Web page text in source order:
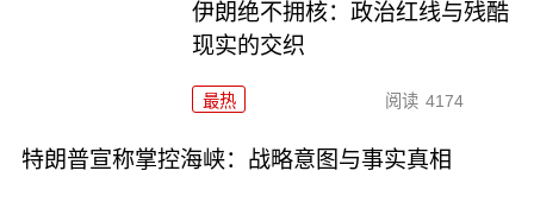
伊朗绝不拥核：政治红线与残酷
现实的交织
最热 阅读 4174
特朗普宣称掌控海峡：战略意图与事实真相